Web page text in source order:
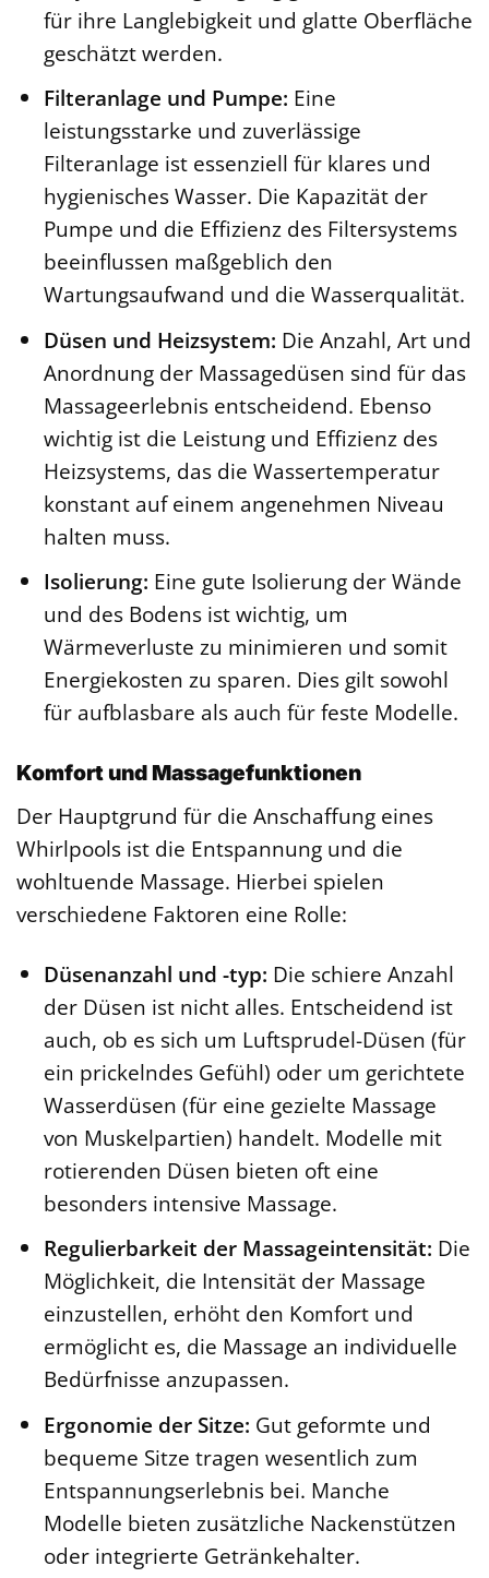
für ihre Langlebigkeit und glatte Oberfläche
geschätzt werden.
Filteranlage und Pumpe: Eine
leistungsstarke und zuverlässige
Filteranlage ist essenziell für klares und
hygienisches Wasser. Die Kapazität der
Pumpe und die Effizienz des Filtersystems
beeinflussen maßgeblich den
Wartungsaufwand und die Wasserqualität.
Düsen und Heizsystem: Die Anzahl, Art und
Anordnung der Massagedüsen sind für das
Massageerlebnis entscheidend. Ebenso
wichtig ist die Leistung und Effizienz des
Heizsystems, das die Wassertemperatur
konstant auf einem angenehmen Niveau
halten muss.
Isolierung: Eine gute Isolierung der Wände
und des Bodens ist wichtig, um
Wärmeverluste zu minimieren und somit
Energiekosten zu sparen. Dies gilt sowohl
für aufblasbare als auch für feste Modelle.
Komfort und Massagefunktionen
Der Hauptgrund für die Anschaffung eines
Whirlpools ist die Entspannung und die
wohltuende Massage. Hierbei spielen
verschiedene Faktoren eine Rolle:
Düsenanzahl und -typ: Die schiere Anzahl
der Düsen ist nicht alles. Entscheidend ist
auch, ob es sich um Luftsprudel-Düsen (für
ein prickelndes Gefühl) oder um gerichtete
Wasserdüsen (für eine gezielte Massage
von Muskelpartien) handelt. Modelle mit
rotierenden Düsen bieten oft eine
besonders intensive Massage.
Regulierbarkeit der Massageintensität: Die
Möglichkeit, die Intensität der Massage
einzustellen, erhöht den Komfort und
ermöglicht es, die Massage an individuelle
Bedürfnisse anzupassen.
Ergonomie der Sitze: Gut geformte und
bequeme Sitze tragen wesentlich zum
Entspannungserlebnis bei. Manche
Modelle bieten zusätzliche Nackenstützen
oder integrierte Getränkehalter.